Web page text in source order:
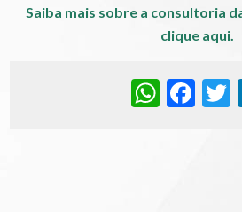
Saiba mais sobre a consultoria
clique aqui.